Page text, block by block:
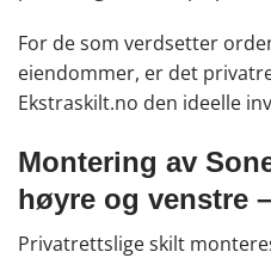
For de som verdsetter
eiendommer, er det
Ekstraskilt.no den ideelle
Montering av
høyre og venstre
Privatrettslige skilt